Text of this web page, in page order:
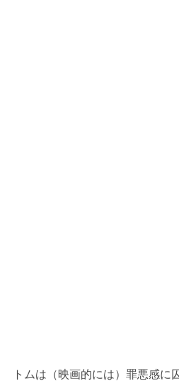
トムは（映画的には）罪悪感に